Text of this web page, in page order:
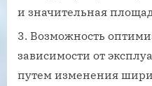
и значительная
Возможность
зависимости от
путем изменения